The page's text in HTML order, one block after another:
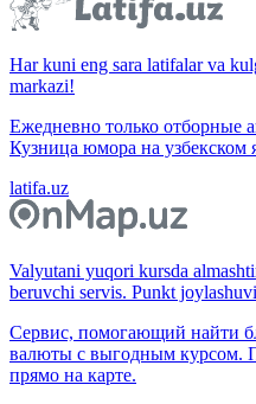
Har kuni eng sara latifalar va
markazi!
Ежедневно только отборные
Кузница юмора на узбекском
latifa.uz
Valyutani yuqori kursda
beruvchi servis. Punkt
Сервис, помогающий найти
валюты с выгодным курсом.
прямо на карте.